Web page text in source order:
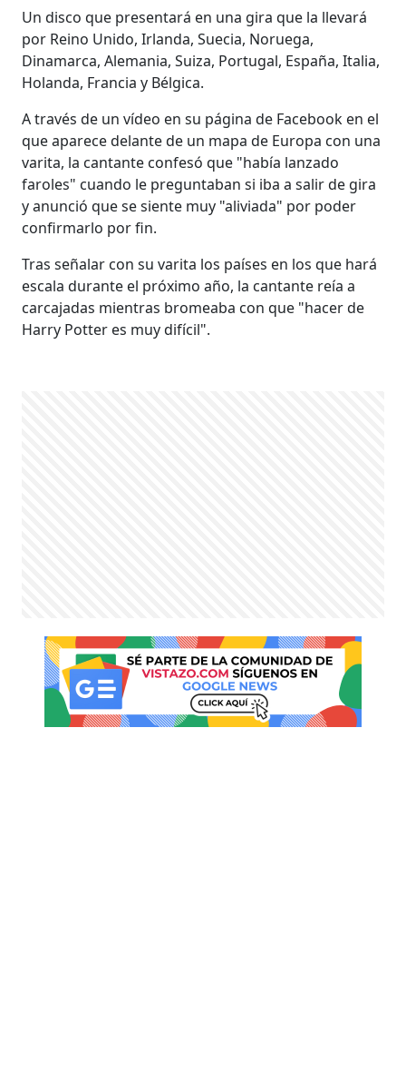
Un disco que presentará en una gira que la llevará
por Reino Unido, Irlanda, Suecia, Noruega,
Dinamarca, Alemania, Suiza, Portugal, España, Italia,
Holanda, Francia y Bélgica.
A través de un vídeo en su página de Facebook en el
que aparece delante de un mapa de Europa con una
varita, la cantante confesó que "había lanzado
faroles" cuando le preguntaban si iba a salir de gira
y anunció que se siente muy "aliviada" por poder
confirmarlo por fin.
Tras señalar con su varita los países en los que hará
escala durante el próximo año, la cantante reía a
carcajadas mientras bromeaba con que "hacer de
Harry Potter es muy difícil".